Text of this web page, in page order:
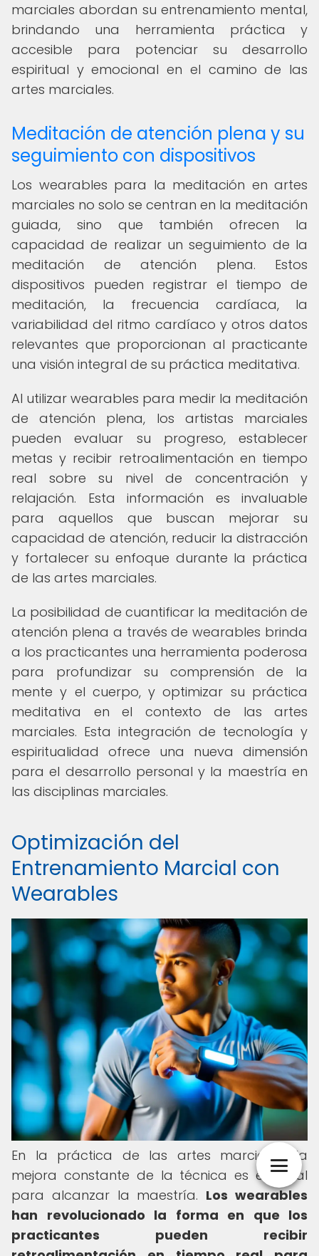
marciales abordan su entrenamiento mental,
brindando una herramienta práctica y
accesible para potenciar su desarrollo
espiritual y emocional en el camino de las
artes marciales.
Meditación de atención plena y su
seguimiento con dispositivos
Los wearables para la meditación en artes
marciales no solo se centran en la meditación
guiada, sino que también ofrecen la
capacidad de realizar un seguimiento de la
meditación de atención plena. Estos
dispositivos pueden registrar el tiempo de
meditación, la frecuencia cardíaca, la
variabilidad del ritmo cardíaco y otros datos
relevantes que proporcionan al practicante
una visión integral de su práctica meditativa.
Al utilizar wearables para medir la meditación
de atención plena, los artistas marciales
pueden evaluar su progreso, establecer
metas y recibir retroalimentación en tiempo
real sobre su nivel de concentración y
relajación. Esta información es invaluable
para aquellos que buscan mejorar su
capacidad de atención, reducir la distracción
y fortalecer su enfoque durante la práctica
de las artes marciales.
La posibilidad de cuantificar la meditación de
atención plena a través de wearables brinda
a los practicantes una herramienta poderosa
para profundizar su comprensión de la
mente y el cuerpo, y optimizar su práctica
meditativa en el contexto de las artes
marciales. Esta integración de tecnología y
espiritualidad ofrece una nueva dimensión
para el desarrollo personal y la maestría en
las disciplinas marciales.
Optimización del
Entrenamiento Marcial con
Wearables
En la práctica de las artes marciales, la
mejora constante de la técnica es esencial
para alcanzar la maestría. Los wearables
han revolucionado la forma en que los
practicantes pueden recibir